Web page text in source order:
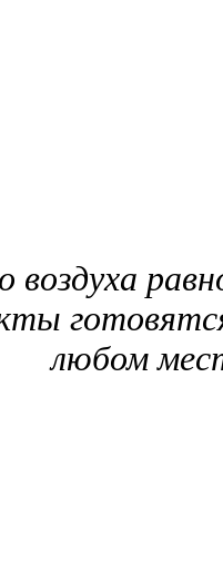
воздуха
любом